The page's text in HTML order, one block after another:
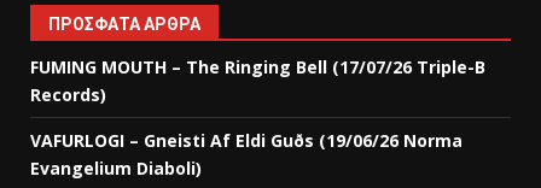
ΠΡΌΣΦΑΤΑ ΆΡΘΡΑ
FUMING MOUTH – The Ringing Bell (17/07/26 Triple-B
Records)
VAFURLOGI – Gneisti Af Eldi Guðs (19/06/26 Norma
Evangelium Diaboli)